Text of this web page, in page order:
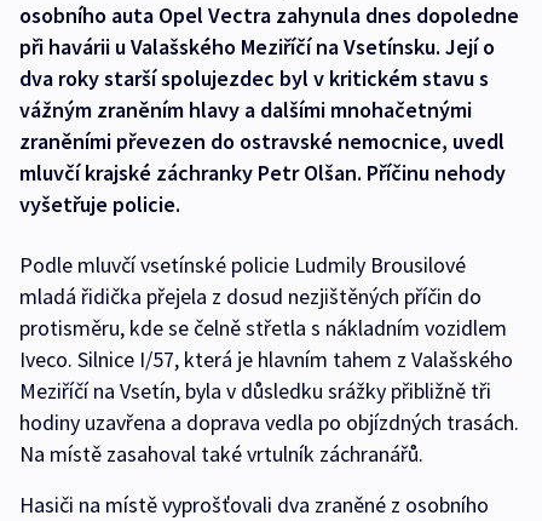
osobního auta Opel Vectra zahynula dnes dopoledne
při havárii u Valašského Meziříčí na Vsetínsku. Její o
dva roky starší spolujezdec byl v kritickém stavu s
vážným zraněním hlavy a dalšími mnohačetnými
zraněními převezen do ostravské nemocnice, uvedl
mluvčí krajské záchranky Petr Olšan. Příčinu nehody
vyšetřuje policie.
Podle mluvčí vsetínské policie Ludmily Brousilové
mladá řidička přejela z dosud nezjištěných příčin do
protisměru, kde se čelně střetla s nákladním vozidlem
Iveco. Silnice I/57, která je hlavním tahem z Valašského
Meziříčí na Vsetín, byla v důsledku srážky přibližně tři
hodiny uzavřena a doprava vedla po objízdných trasách.
Na místě zasahoval také vrtulník záchranářů.
Hasiči na místě vyprošťovali dva zraněné z osobního